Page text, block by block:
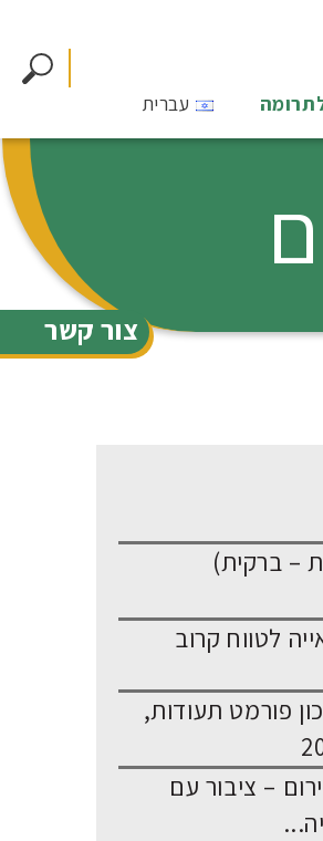
צור קשר
עברית
– ברקית)
לטווח קרוב
פורמט תעודות,
– ציבור עם